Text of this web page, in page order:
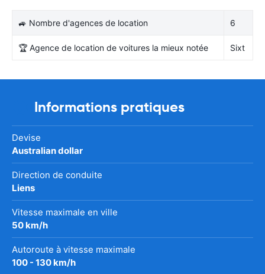
🚙 Nombre d'agences de location 6
🏆 Agence de location de voitures la mieux notée Sixt
Informations pratiques
Devise
Australian dollar
Direction de conduite
Liens
Vitesse maximale en ville
50 km/h
Autoroute à vitesse maximale
100 - 130 km/h